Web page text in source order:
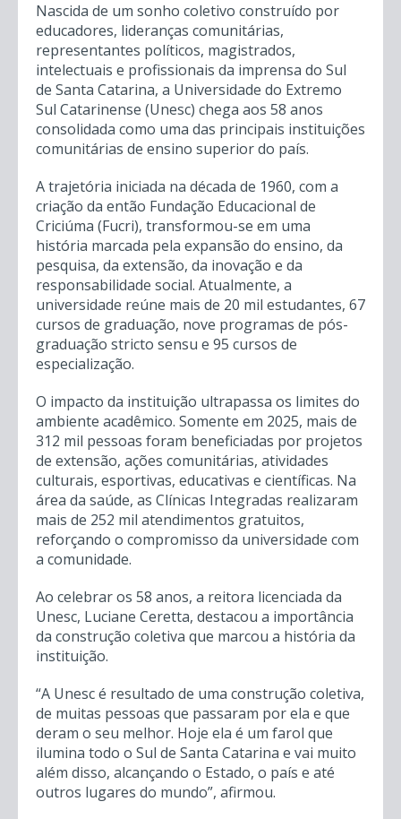
Nascida de um sonho coletivo construído por
educadores, lideranças comunitárias,
representantes políticos, magistrados,
intelectuais e profissionais da imprensa do Sul
de Santa Catarina, a Universidade do Extremo
Sul Catarinense (Unesc) chega aos 58 anos
consolidada como uma das principais instituições
comunitárias de ensino superior do país.
A trajetória iniciada na década de 1960, com a
criação da então Fundação Educacional de
Criciúma (Fucri), transformou-se em uma
história marcada pela expansão do ensino, da
pesquisa, da extensão, da inovação e da
responsabilidade social. Atualmente, a
universidade reúne mais de 20 mil estudantes, 67
cursos de graduação, nove programas de pós-
graduação stricto sensu e 95 cursos de
especialização.
O impacto da instituição ultrapassa os limites do
ambiente acadêmico. Somente em 2025, mais de
312 mil pessoas foram beneficiadas por projetos
de extensão, ações comunitárias, atividades
culturais, esportivas, educativas e científicas. Na
área da saúde, as Clínicas Integradas realizaram
mais de 252 mil atendimentos gratuitos,
reforçando o compromisso da universidade com
a comunidade.
Ao celebrar os 58 anos, a reitora licenciada da
Unesc, Luciane Ceretta, destacou a importância
da construção coletiva que marcou a história da
instituição.
“A Unesc é resultado de uma construção coletiva,
de muitas pessoas que passaram por ela e que
deram o seu melhor. Hoje ela é um farol que
ilumina todo o Sul de Santa Catarina e vai muito
além disso, alcançando o Estado, o país e até
outros lugares do mundo”, afirmou.